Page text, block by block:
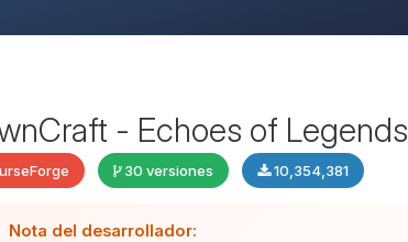
- Echoes of Legends
30 versiones 10,354,381
Nota del desarrollador: